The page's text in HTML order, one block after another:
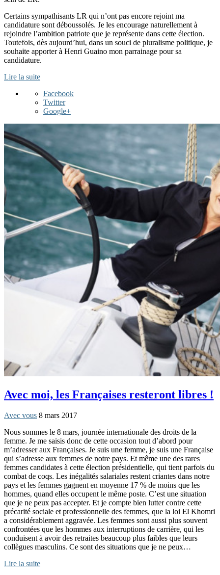
Certains sympathisants LR qui n’ont pas encore rejoint ma
candidature sont déboussolés. Je les encourage naturellement à
rejoindre l’ambition patriote que je représente dans cette élection.
Toutefois, dès aujourd’hui, dans un souci de pluralisme politique, je
souhaite apporter à Henri Guaino mon parrainage pour sa
candidature.
Lire la suite
Facebook
Twitter
Google+
Avec moi, les Françaises resteront libres !
Avec vous 8 mars 2017
Nous sommes le 8 mars, journée internationale des droits de la
femme. Je me saisis donc de cette occasion tout d’abord pour
m’adresser aux Françaises. Je suis une femme, je suis une Française
qui s’adresse aux femmes de notre pays. Et même une des rares
femmes candidates à cette élection présidentielle, qui tient parfois du
combat de coqs. Les inégalités salariales restent criantes dans notre
pays et les femmes gagnent en moyenne 17 % de moins que les
hommes, quand elles occupent le même poste. C’est une situation
que je ne peux pas accepter. Et je compte bien lutter contre cette
précarité sociale et professionnelle des femmes, que la loi El Khomri
a considérablement aggravée. Les femmes sont aussi plus souvent
confrontées que les hommes aux interruptions de carrière, qui les
conduisent à avoir des retraites beaucoup plus faibles que leurs
collègues masculins. Ce sont des situations que je ne peux…
Lire la suite